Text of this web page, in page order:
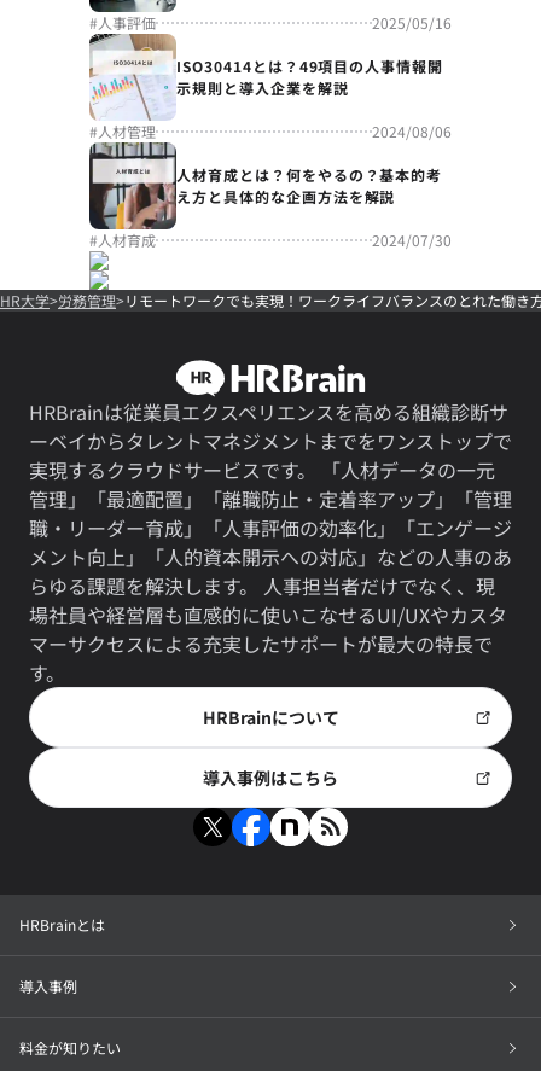
#人事評価 2025/05/16
ISO30414とは？49項目の人事情報開
示規則と導入企業を解説
#人材管理 2024/08/06
人材育成とは？何をやるの？基本的考
え方と具体的な企画方法を解説
#人材育成 2024/07/30
HR大学 労務管理 リモートワークでも実現！ワークライフバランスのとれた働
HRBrainは従業員エクスペリエンスを高める組織診断サ
ーベイからタレントマネジメントまでをワンストップで
実現するクラウドサービスです。 「人材データの一元
管理」「最適配置」「離職防止・定着率アップ」「管理
職・リーダー育成」「人事評価の効率化」「エンゲージ
メント向上」「人的資本開示への対応」などの人事のあ
らゆる課題を解決します。 人事担当者だけでなく、現
場社員や経営層も直感的に使いこなせるUI/UXやカスタ
マーサクセスによる充実したサポートが最大の特長で
す。
HRBrainについて
導入事例はこちら
HRBrainとは
導入事例
料金が知りたい